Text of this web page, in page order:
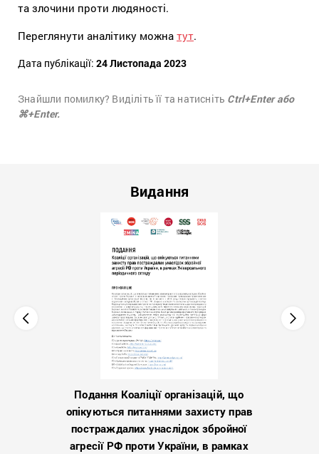
та злочини проти людяності.
Переглянути аналітику можна тут.
Дата публікації: 24 Листопада 2023
Знайшли помилку? Виділіть її та натисніть Ctrl+Enter або
⌘+Enter.
Видання
Подання Коаліції організацій, що
опікуються питаннями захисту прав
постраждалих унаслідок збройної
агресії РФ проти України, в рамках